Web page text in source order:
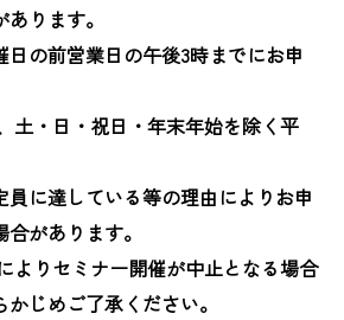
ります。
の前営業日の午後3時までにお申
・日・祝日・年末年始を除く平
に達している等の理由によりお申
があります。
りセミナー開催が中止となる場合
じめご了承ください。